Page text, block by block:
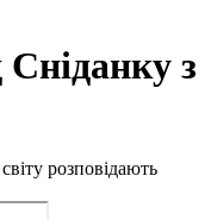
Сніданку з
розповідають